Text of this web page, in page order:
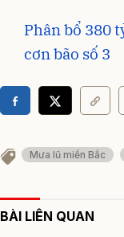
Phân bổ 380
cơn bão số 3
Mưa lũ miền Bắc
BÀI LIÊN QUAN